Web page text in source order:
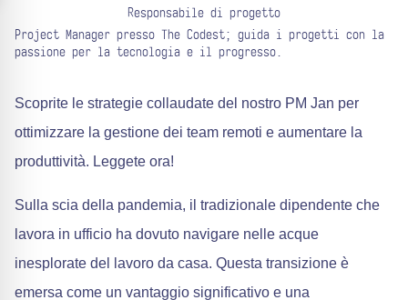
Responsabile di progetto
Project Manager presso The Codest; guida i progetti con la
passione per la tecnologia e il progresso.
Scoprite le strategie collaudate del nostro PM Jan per
ottimizzare la gestione dei team remoti e aumentare la
produttività. Leggete ora!
Sulla scia della pandemia, il tradizionale dipendente che
lavora in ufficio ha dovuto navigare nelle acque
inesplorate del lavoro da casa. Questa transizione è
emersa come un vantaggio significativo e una